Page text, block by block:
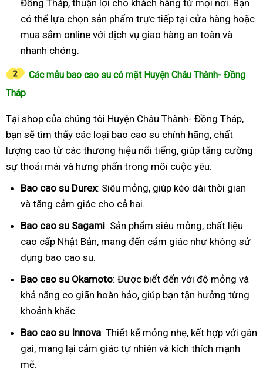
Đồng Tháp, thuận lợi cho khách hàng từ mọi nơi. Bạn
có thể lựa chọn sản phẩm trực tiếp tại cửa hàng hoặc
mua sắm online với dịch vụ giao hàng an toàn và
nhanh chóng.
Các mẫu bao cao su có mặt Huyện Châu Thành- Đồng
Tháp
Tại shop của chúng tôi Huyện Châu Thành- Đồng Tháp,
bạn sẽ tìm thấy các loại bao cao su chính hãng, chất
lượng cao từ các thương hiệu nổi tiếng, giúp tăng cường
sự thoải mái và hưng phấn trong mỗi cuộc yêu:
Bao cao su Durex: Siêu mỏng, giúp kéo dài thời gian
và tăng cảm giác cho cả hai.
Bao cao su Sagami: Sản phẩm siêu mỏng, chất liệu
cao cấp Nhật Bản, mang đến cảm giác như không sử
dụng bao cao su.
Bao cao su Okamoto: Được biết đến với độ mỏng và
khả năng co giãn hoàn hảo, giúp bạn tận hưởng từng
khoảnh khắc.
Bao cao su Innova: Thiết kế mỏng nhẹ, kết hợp với gân
gai, mang lại cảm giác tự nhiên và kích thích mạnh
mẽ.